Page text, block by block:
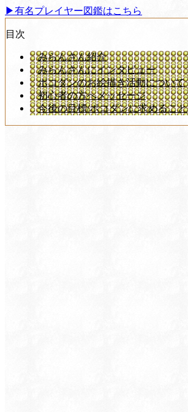
▶有名プレイヤー図鑑はこちら
目次
みらんさん紹介
みらんさんにインタビュー
ポコダンのお絵描き活動について
初心者の方へメッセージ
今後の目標/ポコダンに求めること